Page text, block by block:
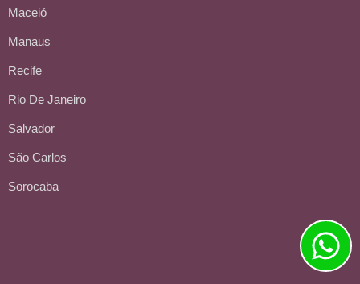
Maceió
Manaus
Recife
Rio De Janeiro
Salvador
São Carlos
Sorocaba